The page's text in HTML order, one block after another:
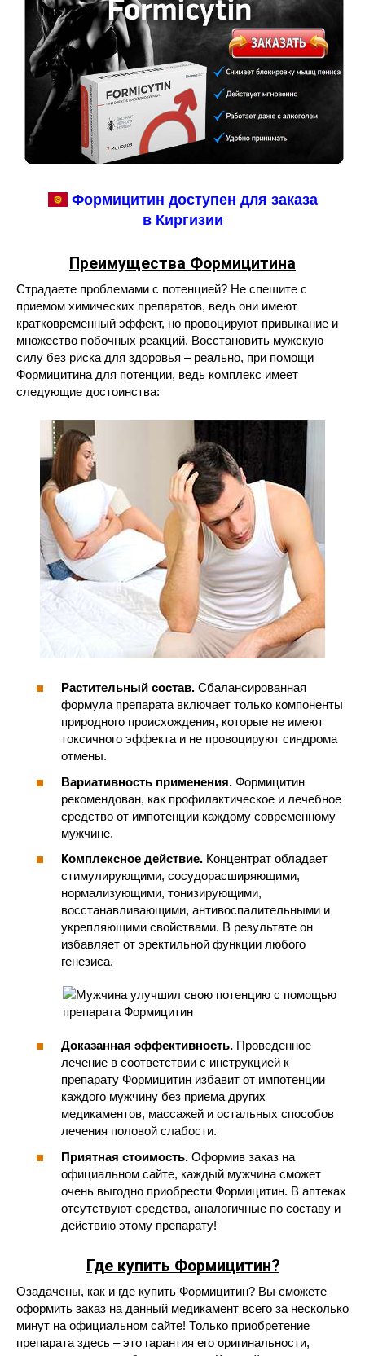
Формицитин доступен для заказа
в Киргизии
Преимущества Формицитина
Страдаете проблемами с потенцией? Не спешите с
приемом химических препаратов, ведь они имеют
кратковременный эффект, но провоцируют привыкание и
множество побочных реакций. Восстановить мужскую
силу без риска для здоровья – реально, при помощи
Формицитина для потенции, ведь комплекс имеет
следующие достоинства:
Растительный состав. Сбалансированная
формула препарата включает только компоненты
природного происхождения, которые не имеют
токсичного эффекта и не провоцируют синдрома
отмены.
Вариативность применения. Формицитин
рекомендован, как профилактическое и лечебное
средство от импотенции каждому современному
мужчине.
Комплексное действие. Концентрат обладает
стимулирующими, сосудорасширяющими,
нормализующими, тонизирующими,
восстанавливающими, антивоспалительными и
укрепляющими свойствами. В результате он
избавляет от эректильной функции любого
генезиса.
Доказанная эффективность. Проведенное
лечение в соответствии с инструкцией к
препарату Формицитин избавит от импотенции
каждого мужчину без приема других
медикаментов, массажей и остальных способов
лечения половой слабости.
Приятная стоимость. Оформив заказ на
официальном сайте, каждый мужчина сможет
очень выгодно приобрести Формицитин. В аптеках
отсутствуют средства, аналогичные по составу и
действию этому препарату!
Где купить Формицитин?
Озадачены, как и где купить Формицитин? Вы сможете
оформить заказ на данный медикамент всего за несколько
минут на официальном сайте! Только приобретение
препарата здесь – это гарантия его оригинальности,